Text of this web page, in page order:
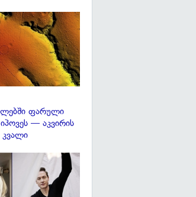
ფარული
— აკვირის
კვალი